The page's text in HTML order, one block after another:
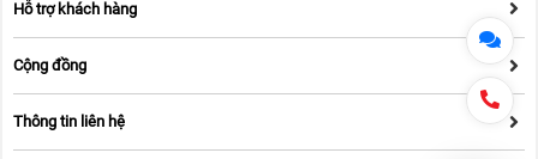
Hỗ trợ khách hàng
Cộng đồng
Thông tin liên hệ